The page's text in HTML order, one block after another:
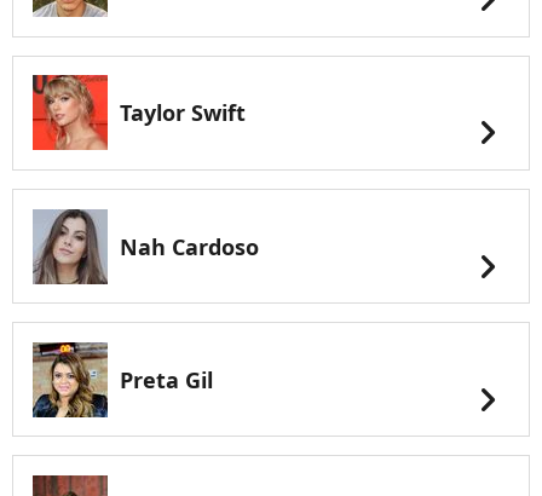
Taylor Swift chevron_right
Nah Cardoso chevron_right
Preta Gil chevron_right